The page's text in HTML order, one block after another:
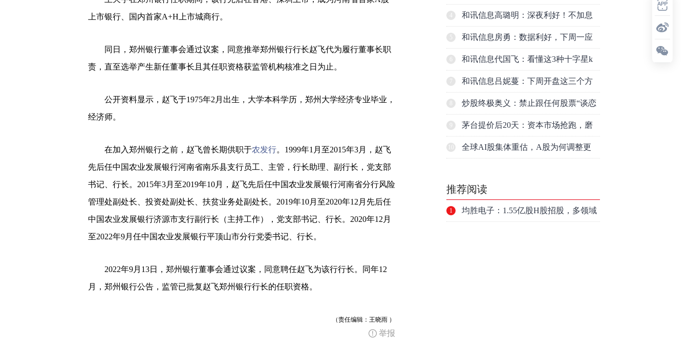
上市银行、国内首家A+H上市城商行。
同日，郑州银行董事会通过议案，同意推举郑州银行行长赵飞代为履行董事长职
责，直至选举产生新任董事长且其任职资格获监管机构核准之日为止。
公开资料显示，赵飞于1975年2月出生，大学本科学历，郑州大学经济专业毕业，
经济师。
在加入郑州银行之前，赵飞曾长期供职于农发行。1999年1月至2015年3月，赵飞
先后任中国农业发展银行河南省南乐县支行员工、主管，行长助理、副行长，党支部
书记、行长。2015年3月至2019年10月，赵飞先后任中国农业发展银行河南省分行风险
管理处副处长、投资处副处长、扶贫业务处副处长。2019年10月至2020年12月先后任
中国农业发展银行济源市支行副行长（主持工作），党支部书记、行长。2020年12月
至2022年9月任中国农业发展银行平顶山市分行党委书记、行长。
2022年9月13日，郑州银行董事会通过议案，同意聘任赵飞为该行行长。同年12
月，郑州银行公告，监管已批复赵飞郑州银行行长的任职资格。
（责任编辑：王晓雨 ）
举报
么办？结构性回补！
和讯信息高璐明：深夜利好！不加息
了？周一还能涨吗？
5 和讯信息房勇：数据利好，下周一应
对方案
和讯信息代国飞：看懂这3种十字星k
线形态
7 和讯信息吕妮蔓：下周开盘这三个方
向，还有仓位的朋友一定要拿稳了
炒股终极奥义：禁止跟任何股票“谈恋
爱”
茅台提价后20天：资本市场抢跑，磨
底属于现实
全球AI股集体重估，A股为何调整更
推荐阅读
1 均胜电子：1.55亿股H股招股，多领域